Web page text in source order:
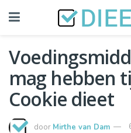
mag hebben
Cookie dieet
door Mirthe van Dam